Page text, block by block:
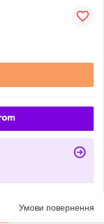
Умови повернення